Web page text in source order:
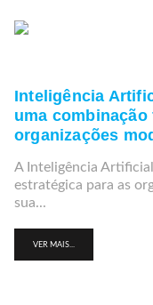
Inteligência
uma
organizações
A Inteligência
estratégica para as
sua...
VER MAIS...